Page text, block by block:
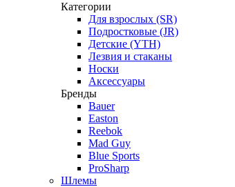
Категории
Для взрослых (SR)
Подростковые (JR)
Детские (YTH)
Лезвия и стаканы
Носки
Аксессуары
Бренды
Bauer
Easton
Reebok
Mad Guy
Blue Sports
ProSharp
Шлемы